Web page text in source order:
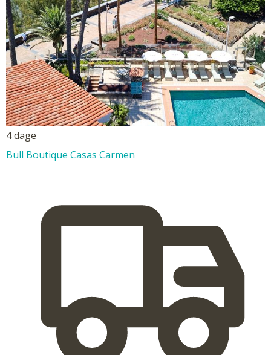
4 dage
Bull Boutique Casas Carmen